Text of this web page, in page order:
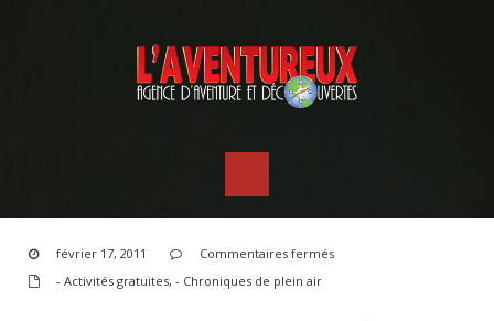
février 17, 2011 Commentaires ferméssur
Dormir
- Activités gratuites, - Chroniques de plein air